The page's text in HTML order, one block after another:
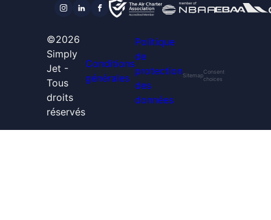
©2026
Simply
Jet -
Tous
droits
réservés
Conditions
générales
Politique
de
protection
des
données
Sitemap
Consent
choices